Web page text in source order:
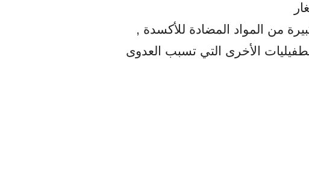
من المواد المضادة للأكسدة ,
الأخرى التي تسبب العدوى